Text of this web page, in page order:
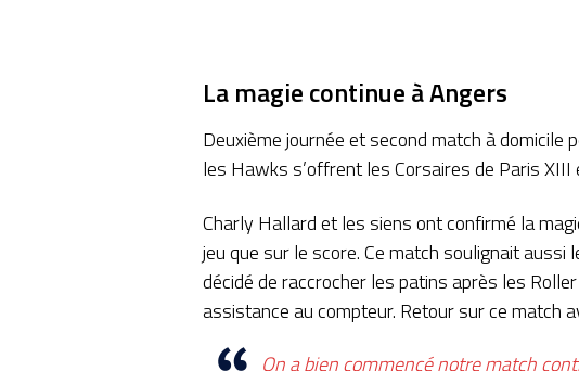
La magie continue à Angers
Deuxième journée et second match à
les Hawks s’offrent les Corsaires de Paris
Charly Hallard et les siens ont confirmé la
jeu que sur le score. Ce match soulignait
décidé de raccrocher les patins après les
assistance au compteur. Retour sur ce match
On a bien commencé notre match